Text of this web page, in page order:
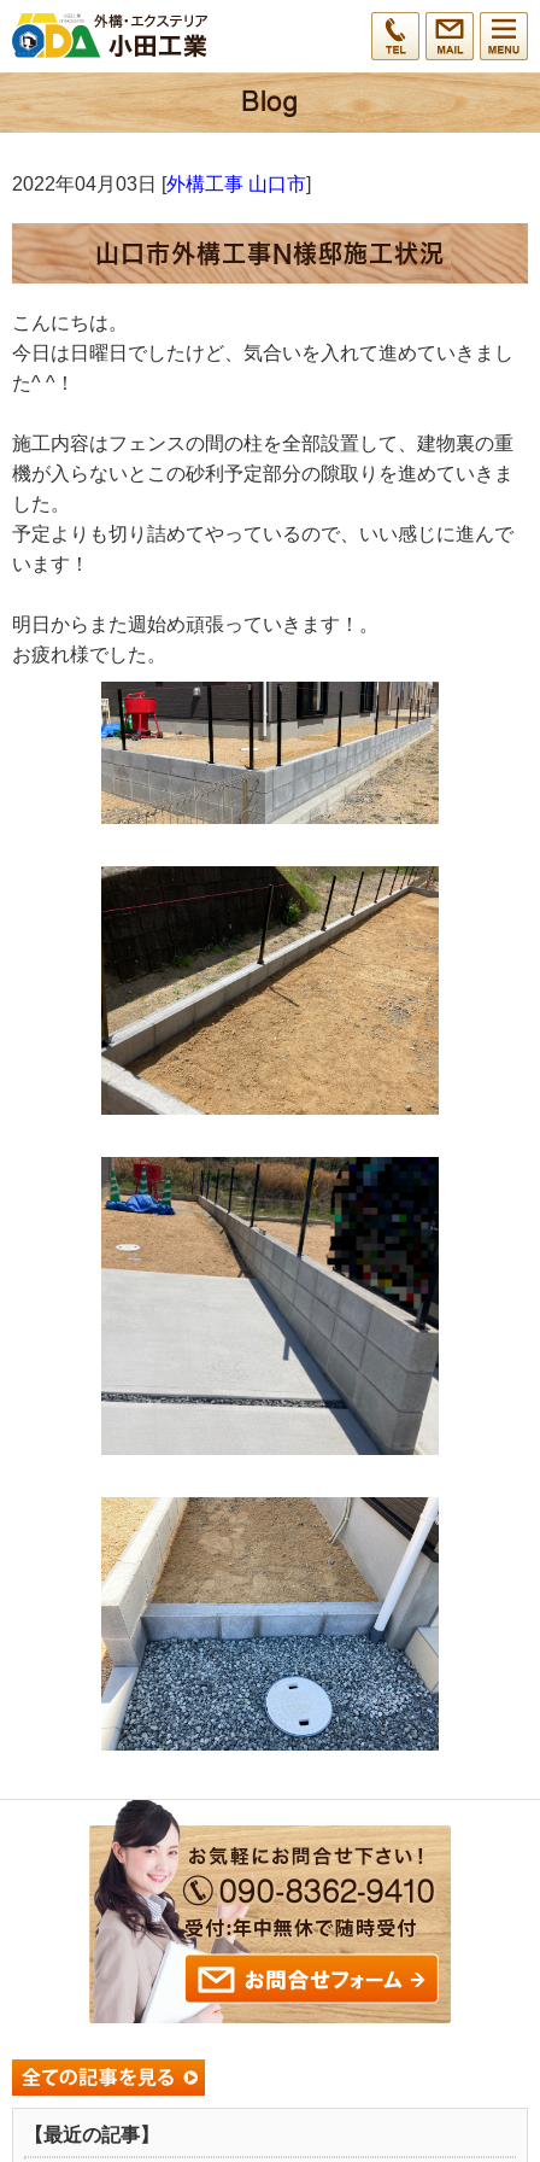
2022年04月03日 [外構工事 山口市]
山口市外構工事N様邸施工状況
こんにちは。
今日は日曜日でしたけど、気合いを入れて進めていきまし
た^ ^！
施工内容はフェンスの間の柱を全部設置して、建物裏の重
機が入らないとこの砂利予定部分の隙取りを進めていきま
した。
予定よりも切り詰めてやっているので、いい感じに進んで
います！
明日からまた週始め頑張っていきます！。
お疲れ様でした。
【最近の記事】